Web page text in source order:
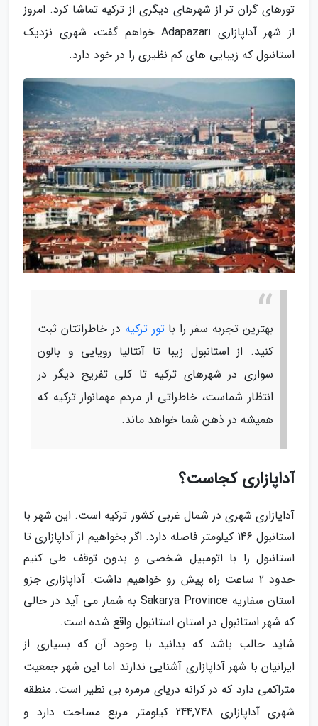
تورهای گران تر از شهرهای دیگری از ترکیه تماشا کرد. امروز
از شهر آداپازاری Adapazarı خواهم گفت، شهری نزدیک
استانبول که زیبایی های کم نظیری را در خود دارد.
بهترین تجربه سفر را باتور ترکیه در خاطراتتان ثبت
کنید. از استانبول زیبا تا آنتالیا رویایی و بالون
سواری در شهرهای ترکیه تا کلی تفریح دیگر در
انتظار شماست، خاطراتی از مردم مهمانواز ترکیه که
همیشه در ذهن شما خواهد ماند.
آداپازاری کجاست؟
آداپازاری شهری در شمال غربی کشور ترکیه است. این شهر با
استانبول 146 کیلومتر فاصله دارد. اگر بخواهیم از آداپازاری تا
استانبول را با اتومبیل شخصی و بدون توقف طی کنیم
حدود 2 ساعت راه پیش رو خواهیم داشت. آداپازاری جزو
استان سفاریه Sakarya Province به شمار می آید در حالی
که شهر استانبول در استان استانبول واقع شده است.
شاید جالب باشد که بدانید با وجود آن که بسیاری از
ایرانیان با شهر آداپازاری آشنایی ندارند اما این شهر جمعیت
متراکمی دارد که در کرانه دریای مرمره بی نظیر است. منطقه
شهری آداپازاری 244,748 کیلومتر مربع مساحت دارد و